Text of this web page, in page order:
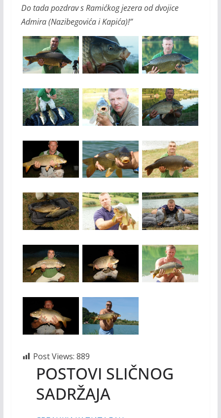
Do tada pozdrav s Ramićkog jezera od dvojice
Admira (Nazibegovića i Kapića)!”
Post Views: 889
POSTOVI SLIČNOG
SADRŽAJA